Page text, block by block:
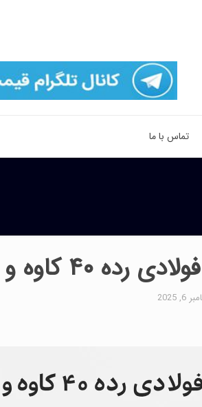
تماس با ما
۴۰ کاوه و اهواز
2025